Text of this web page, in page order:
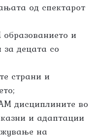
од спектарот
и
за децата со
страни и
дисциплините во
и адаптации
на